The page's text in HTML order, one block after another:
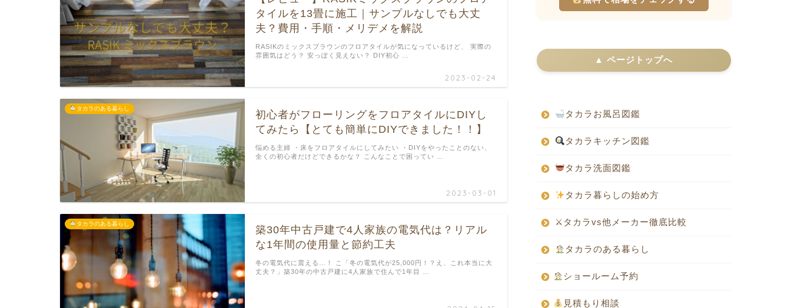
タイルを13畳に施工｜サンプルなしでも大丈
夫？費用・手順・メリデメを解説
2023-02-24
RASIKのミックスブラウンのフロアタイルが気になっているけど、 実際の
雰囲気はどう？ 安っぽく見えない？ DIY初心 …
タカラのある暮らし
初心者がフローリングをフロアタイルにDIYし
てみたら【とても簡単にDIYできました！！】
2023-03-01
悩める主婦 ・床をフロアタイルにしてみたい ・DIYをやったことのない、
全くの初心者だけどできるかな？ こんなことで困ってい …
タカラのある暮らし
築30年中古戸建で4人家族の電気代は？リアル
な1年間の使用量と節約工夫
冬の電気代に震える…！ こ「冬の電気代が25,000円！？え、これ本当に大
丈夫？」築30年の中古戸建に4人家族で住んで1年目 …
▲ ページトップへ
タカラお風呂図鑑
タカラキッチン図鑑
タカラ洗面図鑑
タカラ暮らしの始め方
⚔タカラvs他メーカー徹底比較
タカラのある暮らし
ショールーム予約
見積もり相談